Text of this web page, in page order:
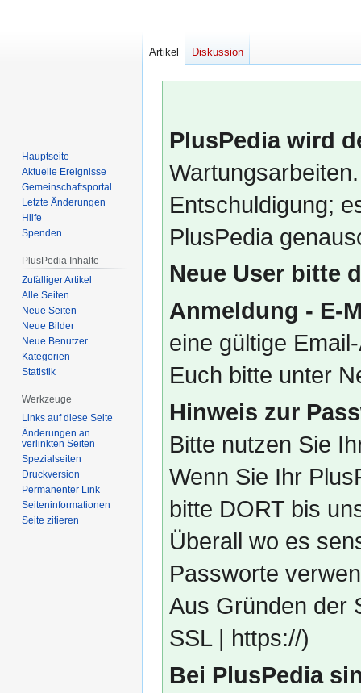
PlusPedia wird
Entschuldigung;
PlusPedia
Neue User bitte
Anmeldung - E-
eine gültige
Euch bitte unter
Hinweis zur
Bitte nutzen Sie
Wenn Sie Ihr
bitte DORT bis
Überall wo es
Passworte
Aus Gründen der
SSL | https://)
Bei PlusPedia
Artikel Diskussion
Hauptseite
Aktuelle Ereignisse
Gemeinschafts­portal
Letzte Änderungen
Hilfe
Spenden
PlusPedia Inhalte
Zufälliger Artikel
Alle Seiten
Neue Seiten
Neue Bilder
Neue Benutzer
Kategorien
Statistik
Werkzeuge
Links auf diese Seite
Änderungen an
verlinkten Seiten
Spezialseiten
Druckversion
Permanenter Link
Seiten­­informationen
Seite zitieren